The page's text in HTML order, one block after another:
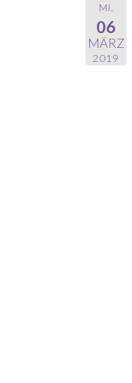
MI.
06
MÄRZ
2019